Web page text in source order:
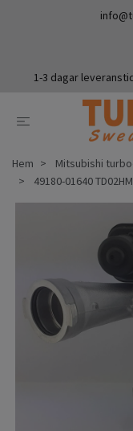
1-3 dagar
Hem
Mitsubishi
49180-01640